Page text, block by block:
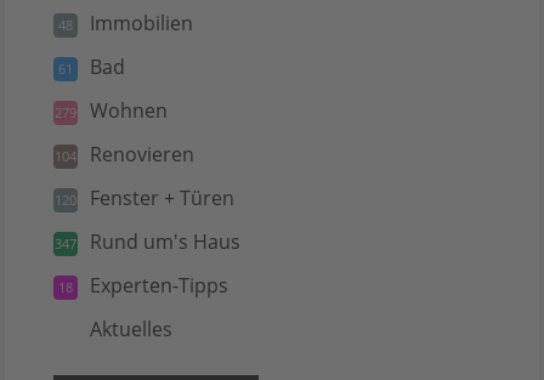
48 Immobilien
61 Bad
279 Wohnen
104 Renovieren
120 Fenster + Türen
347 Rund um's Haus
18 Experten-Tipps
Aktuelles